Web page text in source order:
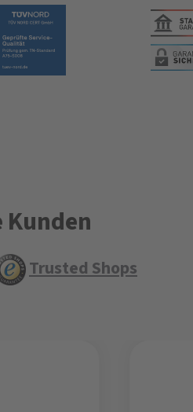
Kunden
Trusted Shops